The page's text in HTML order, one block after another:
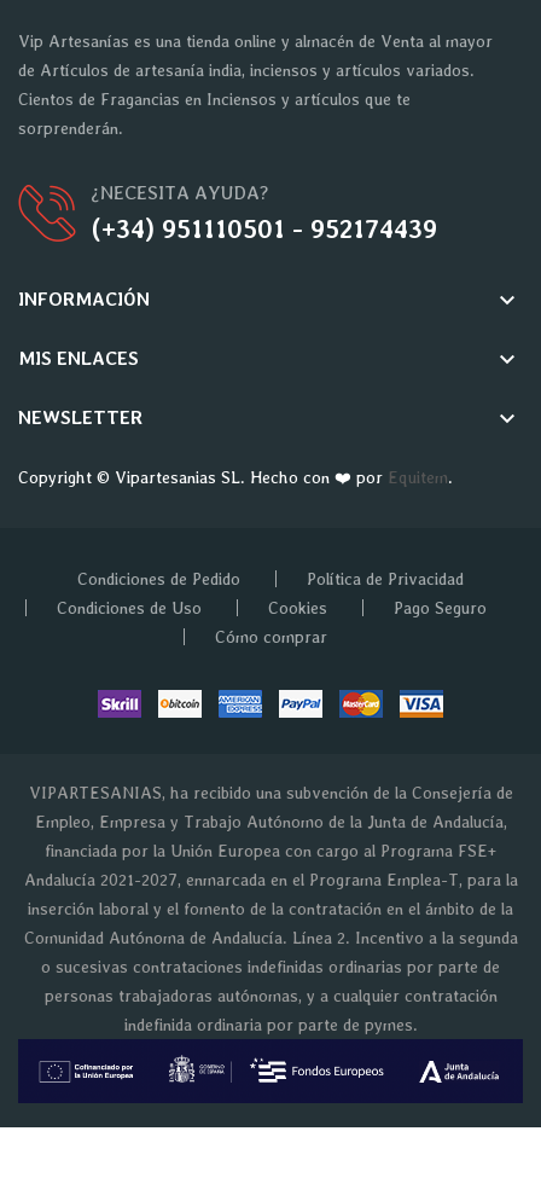
Vip Artesanías es una tienda online y almacén de Venta al mayor
de Artículos de artesanía india, inciensos y artículos variados.
Cientos de Fragancias en Inciensos y artículos que te
sorprenderán.
¿NECESITA AYUDA?
(+34) 951110501 - 952174439
INFORMACIÓN keyboard_arrow_down
MIS ENLACES keyboard_arrow_down
NEWSLETTER keyboard_arrow_down
Copyright © Vipartesanias SL. Hecho con ❤️ por Equitem.
Condiciones de Pedido
Política de Privacidad
Condiciones de Uso
Cookies
Pago Seguro
Cómo comprar
VIPARTESANIAS, ha recibido una subvención de la Consejería de
Empleo, Empresa y Trabajo Autónomo de la Junta de Andalucía,
financiada por la Unión Europea con cargo al Programa FSE+
Andalucía 2021-2027, enmarcada en el Programa Emplea-T, para la
inserción laboral y el fomento de la contratación en el ámbito de la
Comunidad Autónoma de Andalucía. Línea 2. Incentivo a la segunda
o sucesivas contrataciones indefinidas ordinarias por parte de
personas trabajadoras autónomas, y a cualquier contratación
indefinida ordinaria por parte de pymes.